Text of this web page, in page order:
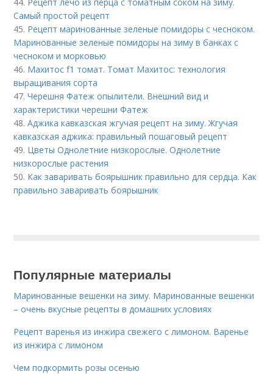
Самый простой рецепт
45. Рецепт маринованные зеленые помидоры с чесноком.
Маринованные зеленые помидоры на зиму в банках с
чесноком и морковью
46. Махитос f1 томат. Томат Махитос: технология
выращивания сорта
47.Черешня Фатеж опылители. Внешний вид и
характеристики черешни Фатеж
48.Аджика кавказская жгучая рецепт на зиму. Жгучая
кавказская аджика: правильный пошаговый рецепт
49. Цветы Однолетние низкорослые. Однолетние
низкорослые растения
50. Как заваривать боярышник правильно для сердца. Как
правильно заваривать боярышник
Популярные материалы
Маринованные вешенки на зиму. Маринованные вешенки
– очень вкусные рецепты в домашних условиях
Рецепт варенья из инжира свежего с лимоном. Варенье
из инжира с лимоном
Чем подкормить розы осенью